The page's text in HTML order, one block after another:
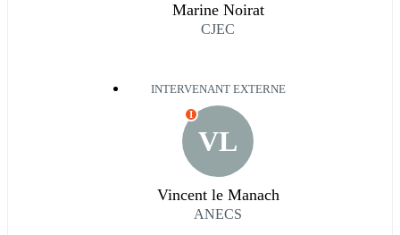
Marine Noirat
CJEC
INTERVENANT EXTERNE
VL
I
Vincent le Manach
ANECS